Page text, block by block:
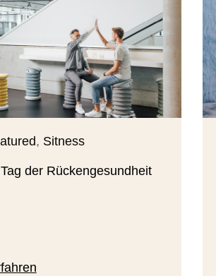
der Rückengesundheit
, Sitness